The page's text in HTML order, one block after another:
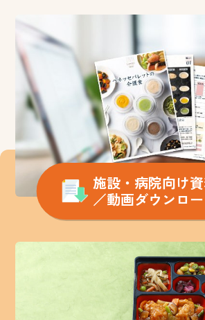
施設・病院向け
／動画ダウンロ